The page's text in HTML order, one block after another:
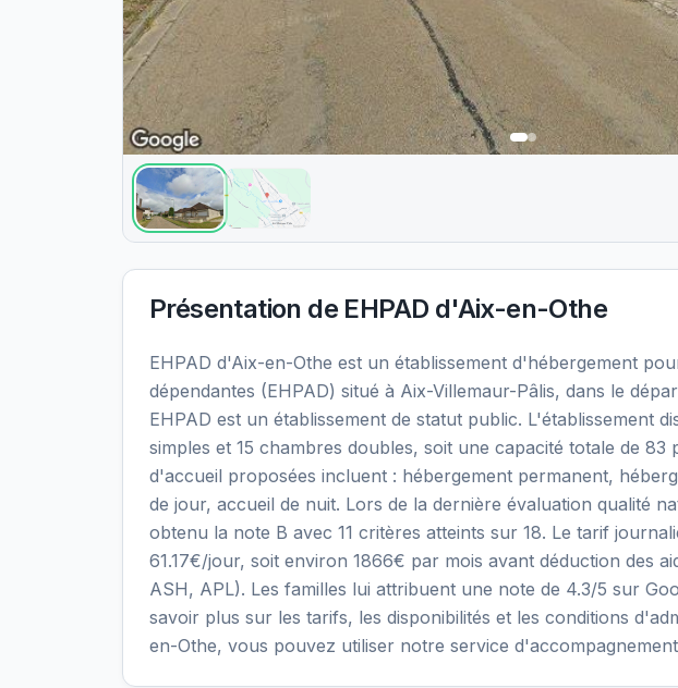
Présentation de EHPAD d'Aix-en-Othe
EHPAD d'Aix-en-Othe est un établissement d'hébergement
dépendantes (EHPAD) situé à Aix-Villemaur-Pâlis, dans le
EHPAD est un établissement de statut public. L'établissement
simples et 15 chambres doubles, soit une capacité totale de 83
d'accueil proposées incluent : hébergement permanent,
de jour, accueil de nuit. Lors de la dernière évaluation qualité
obtenu la note B avec 11 critères atteints sur 18. Le tarif
61.17€/jour, soit environ 1866€ par mois avant déduction des
ASH, APL). Les familles lui attribuent une note de 4.3/5 sur
savoir plus sur les tarifs, les disponibilités et les conditions
en-Othe, vous pouvez utiliser notre service